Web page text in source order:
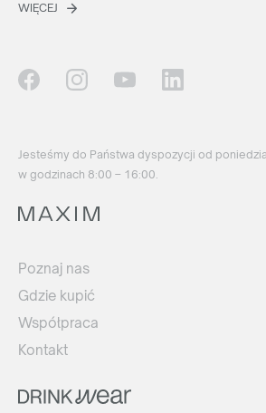
WIĘCEJ
Jesteśmy do Państwa dyspozycji od
w godzinach 8:00 – 16:00.
Poznaj nas
Gdzie kupić
Współpraca
Kontakt